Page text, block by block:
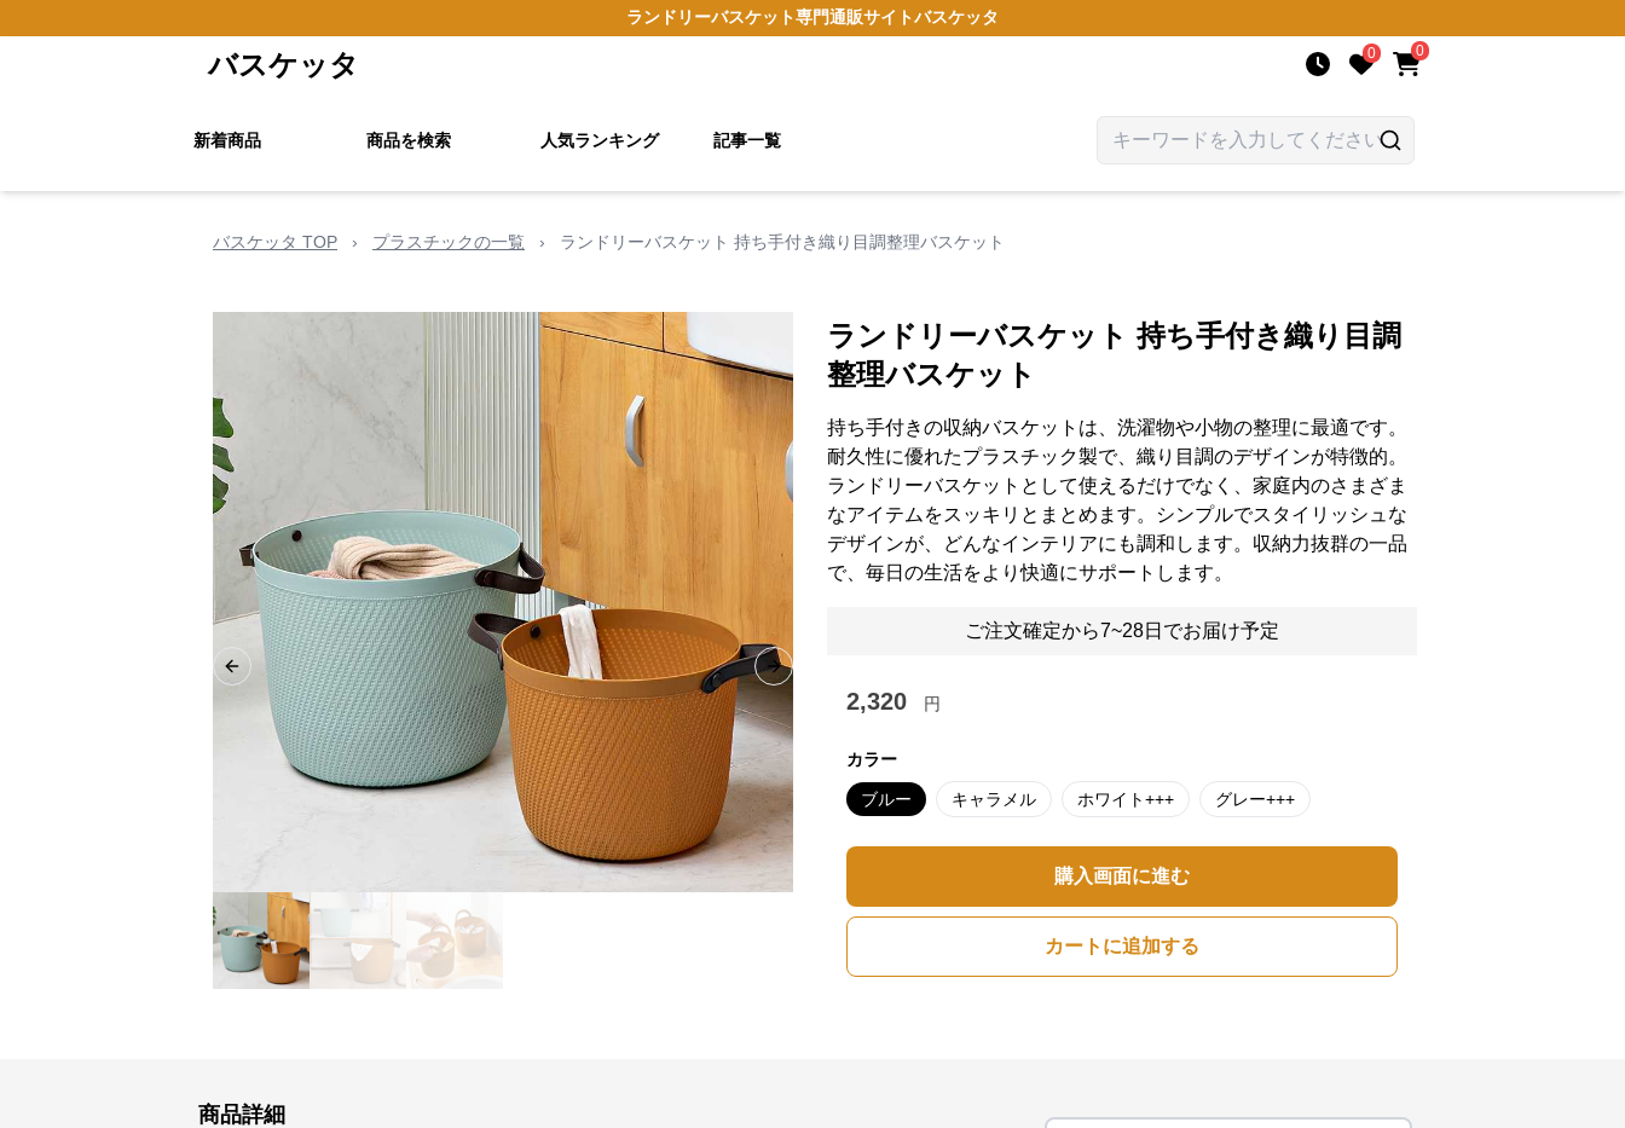
ランドリーバスケット専門通販サイトバスケッタ
バスケッタ 0 0
新着商品 商品を検索 人気ランキング 記事一覧
バスケッタ TOP › プラスチックの一覧 › ランドリーバスケット 持ち手付き織り目調整理バスケット
Previous slide Next slide
ランドリーバスケット 持ち手付き織り目調
整理バスケット
持ち手付きの収納バスケットは、洗濯物や小物の整理に最適です。
耐久性に優れたプラスチック製で、織り目調のデザインが特徴的。
ランドリーバスケットとして使えるだけでなく、家庭内のさまざま
なアイテムをスッキリとまとめます。シンプルでスタイリッシュな
デザインが、どんなインテリアにも調和します。収納力抜群の一品
で、毎日の生活をより快適にサポートします。
ご注文確定から7~28日でお届け予定
2,320 円
カラー
ブルー キャラメル ホワイト+++ グレー+++
購入画面に進む
カートに追加する
商品詳細